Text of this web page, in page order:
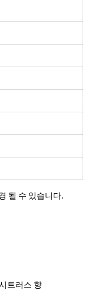
될 수 있습니다.
트러스 향